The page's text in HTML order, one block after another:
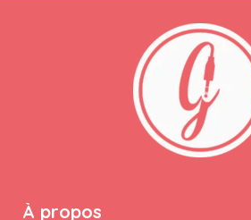
À propos